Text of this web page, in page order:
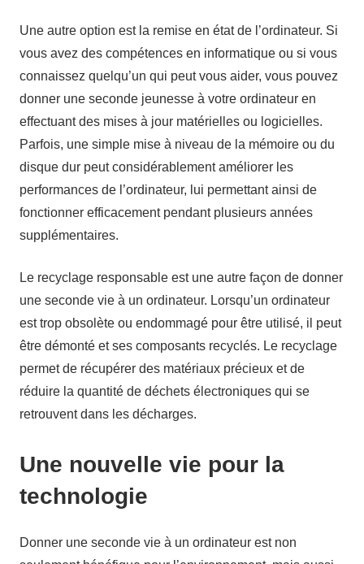
Une autre option est la remise en état de l’ordinateur. Si
vous avez des compétences en informatique ou si vous
connaissez quelqu’un qui peut vous aider, vous pouvez
donner une seconde jeunesse à votre ordinateur en
effectuant des mises à jour matérielles ou logicielles.
Parfois, une simple mise à niveau de la mémoire ou du
disque dur peut considérablement améliorer les
performances de l’ordinateur, lui permettant ainsi de
fonctionner efficacement pendant plusieurs années
supplémentaires.
Le recyclage responsable est une autre façon de donner
une seconde vie à un ordinateur. Lorsqu’un ordinateur
est trop obsolète ou endommagé pour être utilisé, il peut
être démonté et ses composants recyclés. Le recyclage
permet de récupérer des matériaux précieux et de
réduire la quantité de déchets électroniques qui se
retrouvent dans les décharges.
Une nouvelle vie pour la
technologie
Donner une seconde vie à un ordinateur est non